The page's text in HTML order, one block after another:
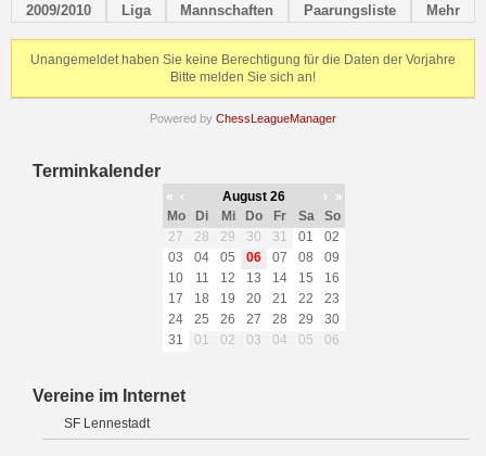
2009/2010 Liga Mannschaften Paarungsliste Mehr
Unangemeldet haben Sie keine Berechtigung für die Daten der Vorjahre
Bitte melden Sie sich an!
Powered by ChessLeagueManager
Terminkalender
« ‹ August 26 ›
»
Mo
Di Mi Do Fr Sa
So
27
28 29 30 31 01
02
03
04 05 06 07 08
09
10
11 12 13 14 15
16
17
18 19 20 21 22
23
24
25 26 27 28 29
30
31
01 02 03 04 05 06
Vereine im Internet
SF Lennestadt